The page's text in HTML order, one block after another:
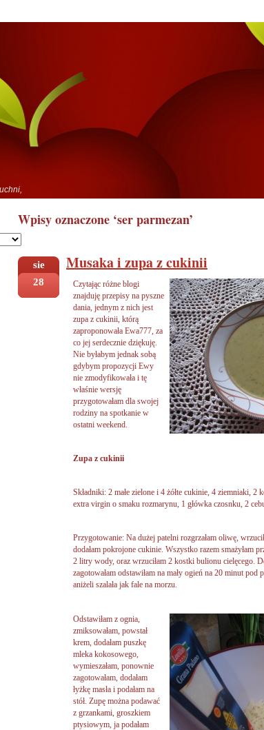
Wpisy oznaczone ‘ser parmezan’
sie
28
Musaka i zupa z cukinii
Czytając różne blogi
znajduję przepisy na pyszne
dania, jednym z nich jest
zupa z cukinii, którą
zaproponowała Ewa777, za
co jej serdecznie dziękuję.
Nie byłabym jednak sobą
gdybym propozycji Ewy
nie zmodyfikowała i tę
właśnie wersję
przygotowałam dla swojej
rodziny na spotkanie w
ostatni weekend.
Zupa z cukinii
Składniki: 2 małe zielone i 4 żółte cukinie, 4 ziemniaki,
extra virgin o smaku rozmarynu, 1 główka czosnku, 2
Przygotowanie: Na dużej patelni rozgrzałam oliwę,
dodałam pokrojone cukinie. Wszystko razem smażyłam
2 litry wody, oraz wrzuciłam 2 kostki bulionu cielęcego.
zagotowałam odstawiłam na mały ogień na 20 minut pod
aniżeli szalała jak fale na morzu.
Odstawiłam z ognia,
zmiksowałam, powstał
krem, dodałam puszkę
mleka kokosowego,
wymieszałam, ponownie
zagotowałam, dodałam
łyżkę masła i podałam na
stół. Zupę można podawać
z grzankami, groszkiem
ptysiowym, ja podałam